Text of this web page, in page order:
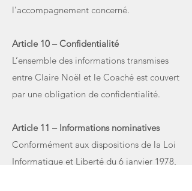
l’accompagnement concerné.
Article 10 – Confidentialité
L’ensemble des informations transmises
entre Claire Noël et le Coaché est couvert
par une obligation de confidentialité.
Article 11 – Informations nominatives
Conformément aux dispositions de la Loi
Informatique et Liberté du 6 janvier 1978,